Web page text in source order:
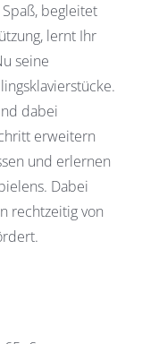
begleitet
lernt Ihr
seine
dabei
erweitern
und erlernen
Dabei
rechtzeitig von